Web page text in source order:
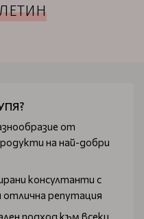
от
на най-добри
консултанти с
репутация
подход към всеки